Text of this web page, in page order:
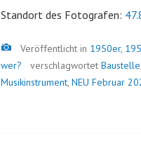
Standort des Fotografen:
Bild
Veröffentlicht in 1950er,
wer?
verschlagwortet Baustelle,
Musikinstrument, NEU Februar